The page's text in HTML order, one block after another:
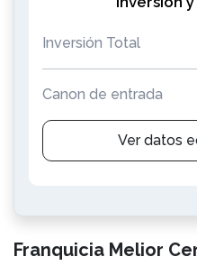
Inversión Total
Canon de entrada
Ver datos
Franquicia Melior